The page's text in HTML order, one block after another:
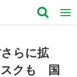
らに拡
スクも 国